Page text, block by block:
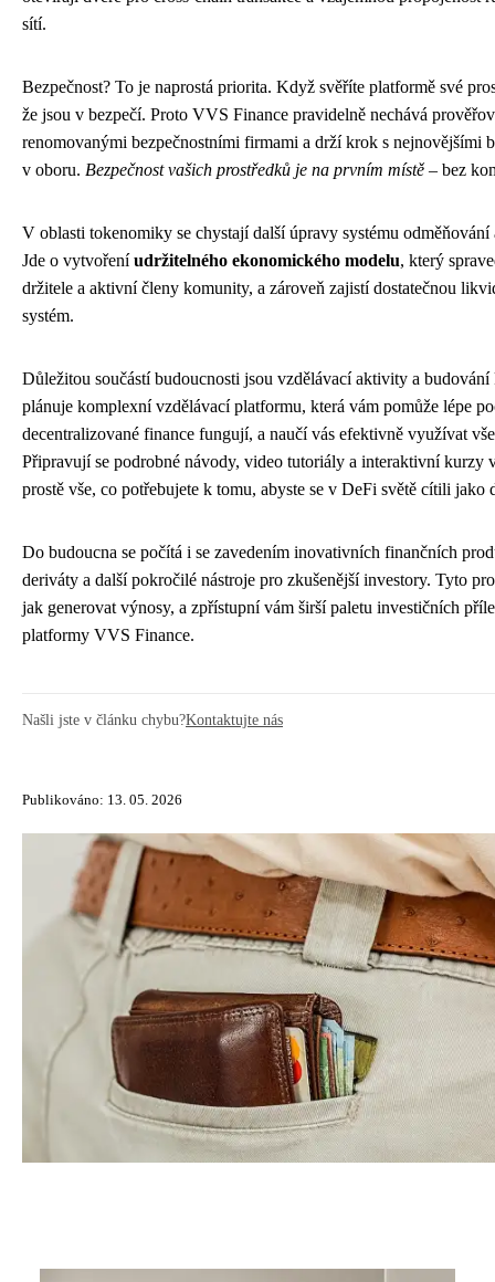
sítí.
Bezpečnost? To je naprostá priorita. Když svěříte platformě své
že jsou v bezpečí. Proto VVS Finance pravidelně nechává
renomovanými bezpečnostními firmami a drží krok s nejnovějšími
v oboru. Bezpečnost vašich prostředků je na prvním místě – bez
V oblasti tokenomiky se chystají další úpravy systému
Jde o vytvořeníudržitelného ekonomického modelu, který
držitele a aktivní členy komunity, a zároveň zajistí dostatečnou
systém.
Důležitou součástí budoucnosti jsou vzdělávací aktivity a
plánuje komplexní vzdělávací platformu, která vám pomůže lépe
decentralizované finance fungují, a naučí vás efektivně využívat
Připravují se podrobné návody, video tutoriály a interaktivní kurzy
prostě vše, co potřebujete k tomu, abyste se v DeFi světě cítili jako
Do budoucna se počítá i se zavedením inovativních finančních
deriváty a další pokročilé nástroje pro zkušenější investory. Tyto
jak generovat výnosy, a zpřístupní vám širší paletu investičních
platformy VVS Finance.
Našli jste v článku chybu?Kontaktujte nás
Publikováno: 13. 05. 2026